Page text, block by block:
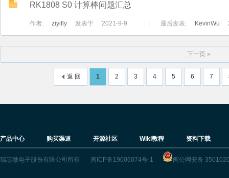
RK1808 S0 计算棒问题汇总
作者: ziyifly 发表于 2021-9-9 最后发表: KevinWu
下一页 »
1 2 3 4 5 6 7
返 回
产品中心 购买渠道 开源社区 Wiki教程 资料下载
瑞芯微电子股份有限公司所有 闽ICP备19006074号-1 闽公网安备